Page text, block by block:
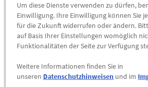
Abholbar andiesen Standorten
-
ZUM WARENKORB
Um diese Dienste verwenden zu dürfen,
Einwilligung. Ihre Einwilligung können Sie
für die Zukunft widerrufen oder ändern.
auf Basis Ihrer Einstellungen womöglich
Funktionalitäten der Seite zur Verfügung
Weitere Informationen finden Sie in
unseren Datenschutzhinweisen und im